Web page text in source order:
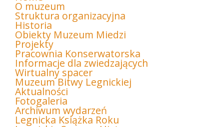
O muzeum
Struktura organizacyjna
Historia
Obiekty Muzeum Miedzi
Projekty
Pracownia Konserwatorska
Informacje dla zwiedzających
Wirtualny spacer
Muzeum Bitwy Legnickiej
Aktualności
Fotogaleria
Archiwum wydarzeń
Legnicka Książka Roku